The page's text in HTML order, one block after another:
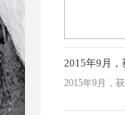
2015年9月
2015年9月，